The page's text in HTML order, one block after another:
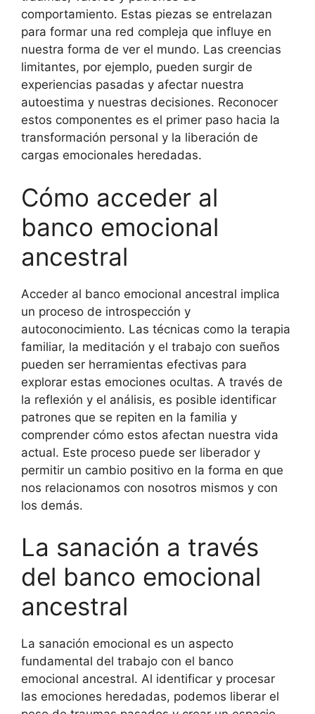
comportamiento. Estas piezas se entrelazan
para formar una red compleja que influye en
nuestra forma de ver el mundo. Las creencias
limitantes, por ejemplo, pueden surgir de
experiencias pasadas y afectar nuestra
autoestima y nuestras decisiones. Reconocer
estos componentes es el primer paso hacia la
transformación personal y la liberación de
cargas emocionales heredadas.
Cómo acceder al
banco emocional
ancestral
Acceder al banco emocional ancestral implica
un proceso de introspección y
autoconocimiento. Las técnicas como la terapia
familiar, la meditación y el trabajo con sueños
pueden ser herramientas efectivas para
explorar estas emociones ocultas. A través de
la reflexión y el análisis, es posible identificar
patrones que se repiten en la familia y
comprender cómo estos afectan nuestra vida
actual. Este proceso puede ser liberador y
permitir un cambio positivo en la forma en que
nos relacionamos con nosotros mismos y con
los demás.
La sanación a través
del banco emocional
ancestral
La sanación emocional es un aspecto
fundamental del trabajo con el banco
emocional ancestral. Al identificar y procesar
las emociones heredadas, podemos liberar el